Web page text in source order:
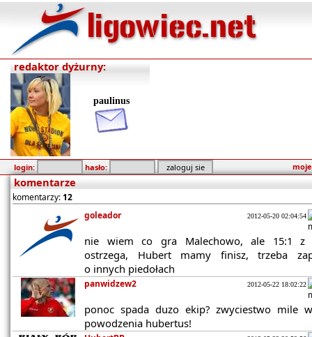
redaktor dyżurny:
paulinus
login: hasło:
komentarze
komentarzy:12
goleador
2012-05-20 02:04:54
nie wiem co gra Malechowo, ale 15:1 z
ostrzega, Hubert mamy finisz, trzeba
o innych piedołach
panwidzew2 2012-05-22 18:02:22
ponoc spada duzo ekip? zwyciestwo mile
powodzenia hubertus!